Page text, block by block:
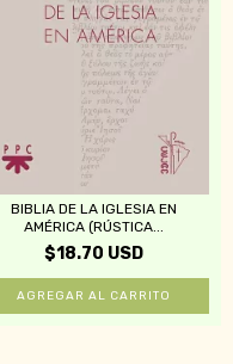
BIBLIA DE LA IGLESIA EN
AMÉRICA (RÚSTICA...
$18.70 USD